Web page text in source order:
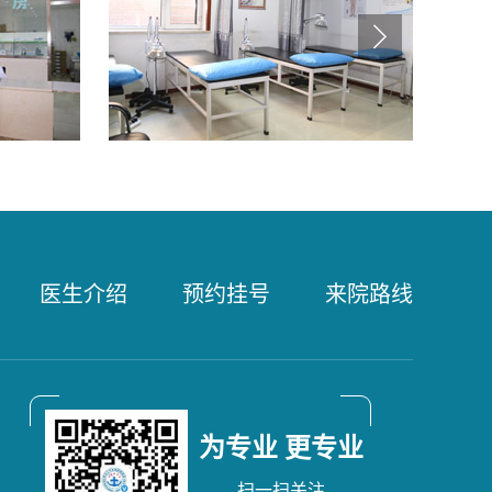
医生介绍 预约挂号 来院路线
为专业 更专业